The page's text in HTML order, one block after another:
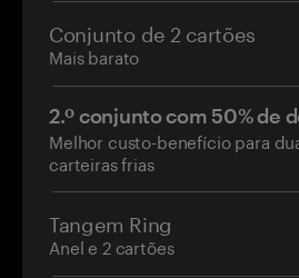
Conjunto de 2 cartões
Mais barato
2.º conjunto com 50% de
Melhor custo-benefício para
carteiras frias
Tangem Ring
Anel e 2 cartões